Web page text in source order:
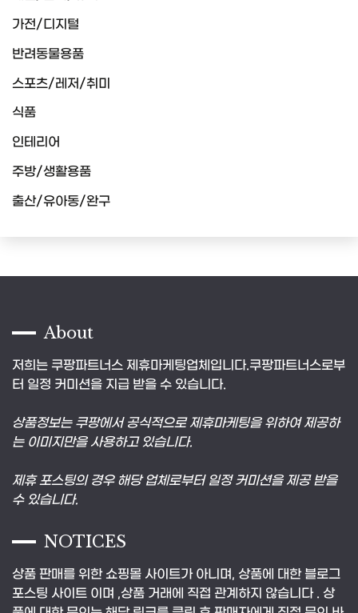
가전/디지털
반려동물용품
스포츠/레저/취미
식품
인테리어
주방/생활용품
출산/유아동/완구
About
저희는 쿠팡파트너스 제휴마케팅업체입니다.쿠팡파트너스로부
터 일정 커미션을 지급 받을 수 있습니다.
상품정보는 쿠팡에서 공식적으로 제휴마케팅을 위하여 제공하
는 이미지만을 사용하고 있습니다.
제휴 포스팅의 경우 해당 업체로부터 일정 커미션을 제공 받을
수 있습니다.
NOTICES
상품 판매를 위한 쇼핑몰 사이트가 아니며, 상품에 대한 블로그
포스팅 사이트 이며 ,상품 거래에 직접 관계하지 않습니다 . 상